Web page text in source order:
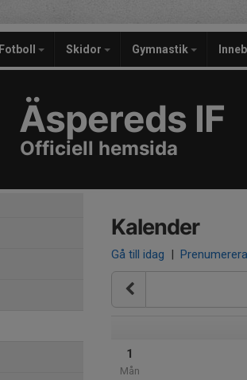
Fotboll Skidor Gymnastik
Äspereds IF
Officiell hemsida
Kalender
Gå till idag | Prenumerera
1
Mån